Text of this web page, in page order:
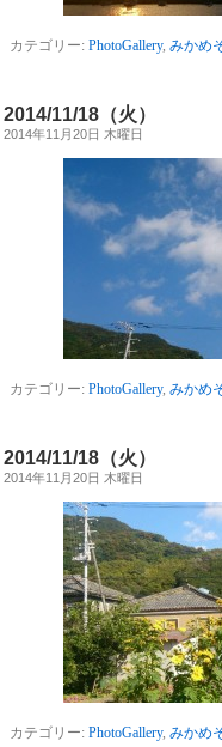
カテゴリー: PhotoGallery, みかめ
2014/11/18（火）
2014年11月20日 木曜日
カテゴリー: PhotoGallery, みかめ
2014/11/18（火）
2014年11月20日 木曜日
カテゴリー: PhotoGallery, みかめ